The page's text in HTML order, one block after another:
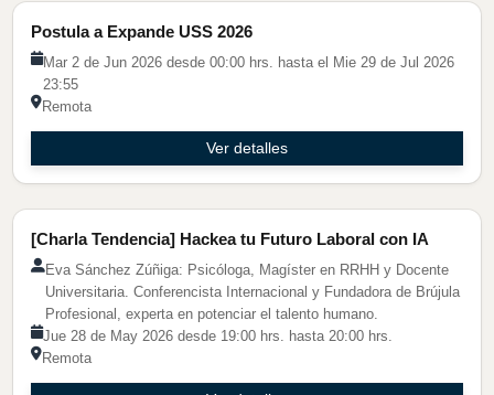
Actividad de Emprendimiento
Postula a Expande USS 2026
Mar 2 de Jun 2026 desde 00:00 hrs. hasta el Mie 29 de Jul 2026
23:55
Remota
Ver detalles
Charla Tendencia
[Charla Tendencia] Hackea tu Futuro Laboral con IA
Eva Sánchez Zúñiga: Psicóloga, Magíster en RRHH y Docente
Universitaria. Conferencista Internacional y Fundadora de Brújula
Profesional, experta en potenciar el talento humano.
Jue 28 de May 2026 desde 19:00 hrs. hasta 20:00 hrs.
Remota